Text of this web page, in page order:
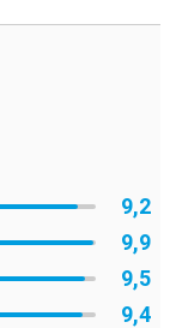
9,2
9,9
9,5
9,4